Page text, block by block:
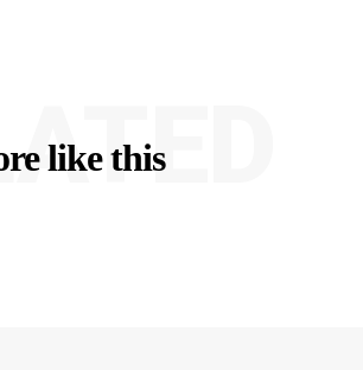
like this